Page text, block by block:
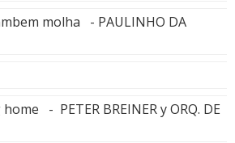
molha - PAULINHO DA
- PETER BREINER y ORQ. DE